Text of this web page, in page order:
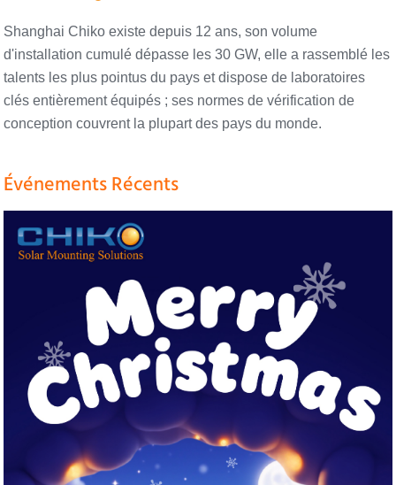
Shanghai Chiko existe depuis 12 ans, son volume
d'installation cumulé dépasse les 30 GW, elle a rassemblé les
talents les plus pointus du pays et dispose de laboratoires
clés entièrement équipés ; ses normes de vérification de
conception couvrent la plupart des pays du monde.
Événements Récents